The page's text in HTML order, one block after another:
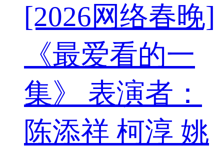
[2026网络春晚]
《最爱看的一
集》 表演者：
陈添祥 柯淳 姚